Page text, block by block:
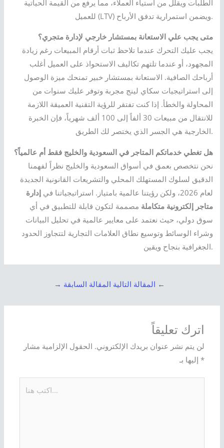
الطلبات ويقلل من استياء العملاء، مما يرفع من القيمة الحياتية
للعميل (LTV) ويضمن استمرارية تدفق الأرباح.
متى يجب علي الاستعانة بمستشار خارجي لإدارة متجري؟
يجب عليك التحرك عندما تلاحظ ثبات أرقام المبيعات رغم زيادة
المجهود، أو عندما تلتهم تكاليف الاستحواذ على العميل أغلب
أرباحك الصافية. الاستعانة بمستشار خبير تمنحك ميزة الوصول
إلى استراتيجيات سكاي لينج مجربة وتوفر عليك سنوات من
المحاولة والخطأ. إذا كنت تفتقر للرؤية التقنية العميقة اللازمة
للانتقال من مبيعات 30 ألفاً إلى 100 ألف شهرياً، فإن الخبرة
الخارجية هي الجسر الذي يختصر لك الطريق.
هل تغطي خدماتكم المتاجر في السعودية والخليج فقط أم عالمياً؟
نحن نتخصص بعمق في أسواق السعودية والخليج نظراً لفهمنا
الدقيق لسلوك المستهلك المحلي والتشريعات القانونية الجديدة
لعام 2026، ولكن رؤيتنا عالمية بامتياز. استراتيجياتنا في
إدارة
متاجر إلكترونية متكاملة مصممة لتكون قابلة للتطبيق في أي
سوق دولي، حيث نعتمد على معايير عالمية في تحليل البيانات
وشراء الوسائط وتوسيع نطاق العلامات التجارية لتتجاوز الحدود
الجغرافية بنجاح ويقين.
→ المقالة السابقة ←
اترك تعليقاً
لن يتم نشر عنوان بريدك الإلكتروني. الحقول الإلزامية مشار
*
هنا...